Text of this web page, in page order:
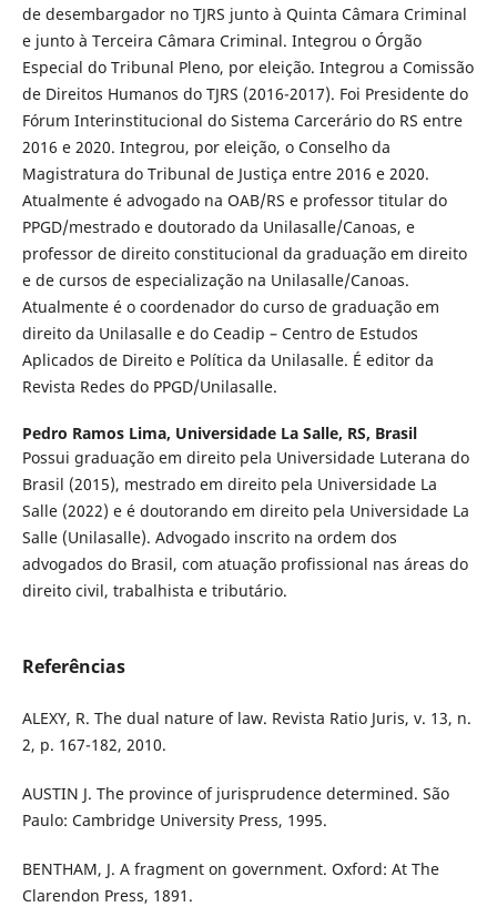
de desembargador no TJRS junto à Quinta Câmara Criminal
e junto à Terceira Câmara Criminal. Integrou o Órgão
Especial do Tribunal Pleno, por eleição. Integrou a Comissão
de Direitos Humanos do TJRS (2016-2017). Foi Presidente do
Fórum Interinstitucional do Sistema Carcerário do RS entre
2016 e 2020. Integrou, por eleição, o Conselho da
Magistratura do Tribunal de Justiça entre 2016 e 2020.
Atualmente é advogado na OAB/RS e professor titular do
PPGD/mestrado e doutorado da Unilasalle/Canoas, e
professor de direito constitucional da graduação em direito
e de cursos de especialização na Unilasalle/Canoas.
Atualmente é o coordenador do curso de graduação em
direito da Unilasalle e do Ceadip – Centro de Estudos
Aplicados de Direito e Política da Unilasalle. É editor da
Revista Redes do PPGD/Unilasalle.
Pedro Ramos Lima, Universidade La Salle, RS, Brasil
Possui graduação em direito pela Universidade Luterana do
Brasil (2015), mestrado em direito pela Universidade La
Salle (2022) e é doutorando em direito pela Universidade La
Salle (Unilasalle). Advogado inscrito na ordem dos
advogados do Brasil, com atuação profissional nas áreas do
direito civil, trabalhista e tributário.
Referências
ALEXY, R. The dual nature of law. Revista Ratio Juris, v. 13, n.
2, p. 167-182, 2010.
AUSTIN J. The province of jurisprudence determined. São
Paulo: Cambridge University Press, 1995.
BENTHAM, J. A fragment on government. Oxford: At The
Clarendon Press, 1891.